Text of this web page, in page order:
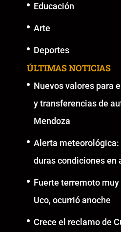
Educación
Arte
Deportes
ÚLTIMAS NOTICIAS
Nuevos valores para
y transferencias de
Mendoza
Alerta meteorológica:
duras condiciones en
Fuerte terremoto
Uco, ocurrió anoche
Crece el reclamo de